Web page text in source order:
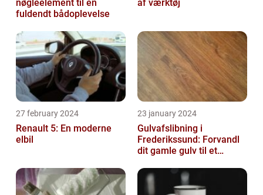
nøgleelement til en
fuldendt bådoplevelse
af værktøj
27 february 2024
Renault 5: En moderne
elbil
23 january 2024
Gulvafslibning i
Frederikssund: Forvandl
dit gamle gulv til et